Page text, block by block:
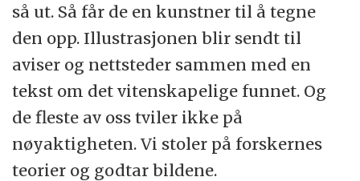
så ut. Så får de en kunstner til å tegne
den opp. Illustrasjonen blir sendt til
aviser og nettsteder sammen med en
tekst om det vitenskapelige funnet. Og
de fleste av oss tviler ikke på
nøyaktigheten. Vi stoler på forskernes
teorier og godtar bildene.